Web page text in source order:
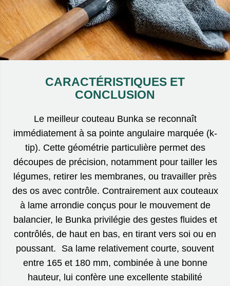
CARACTÉRISTIQUES ET
CONCLUSION
Le meilleur couteau Bunka se reconnaît
immédiatement à sa pointe angulaire marquée (k-
tip). Cette géométrie particulière permet des
découpes de précision, notamment pour tailler les
légumes, retirer les membranes, ou travailler près
des os avec contrôle. Contrairement aux couteaux
à lame arrondie conçus pour le mouvement de
balancier, le Bunka privilégie des gestes fluides et
contrôlés, de haut en bas, en tirant vers soi ou en
poussant. Sa lame relativement courte, souvent
entre 165 et 180 mm, combinée à une bonne
hauteur, lui confère une excellente stabilité